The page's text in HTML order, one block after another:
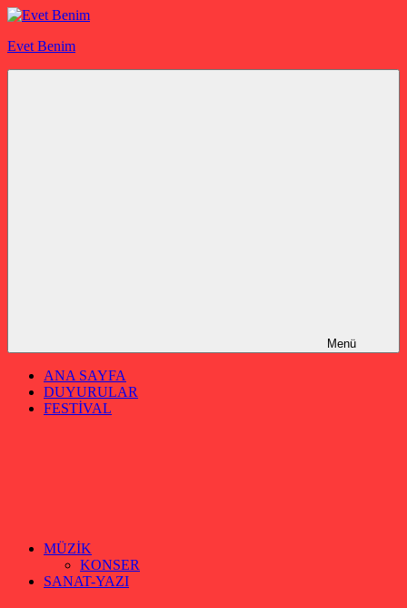
İçeriğe
Evet Benim
Menü
ANA SAYFA
DUYURULAR
FESTİVAL
MÜZİK
KONSER
SANAT-YAZI